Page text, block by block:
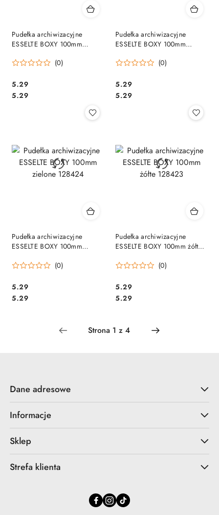
Pudełka archiwizacyjne
ESSELTE BOXY 100mm
(0)
Cena:
5.29
Cena:
5.29
Pudełka archiwizacyjne
ESSELTE BOXY 100mm
(0)
Cena:
5.29
Cena:
5.29
Pudełka archiwizacyjne
ESSELTE BOXY 100mm
(0)
Cena:
5.29
Cena:
5.29
Pudełka archiwizacyjne
ESSELTE BOXY 100mm żółte
(0)
Cena:
5.29
Cena:
5.29
Dane adresowe
Informacje
Sklep
Strefa klienta